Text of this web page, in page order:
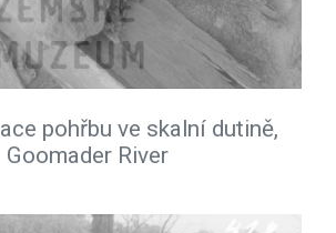
pohřbu ve skalní dutině,
Goomader River